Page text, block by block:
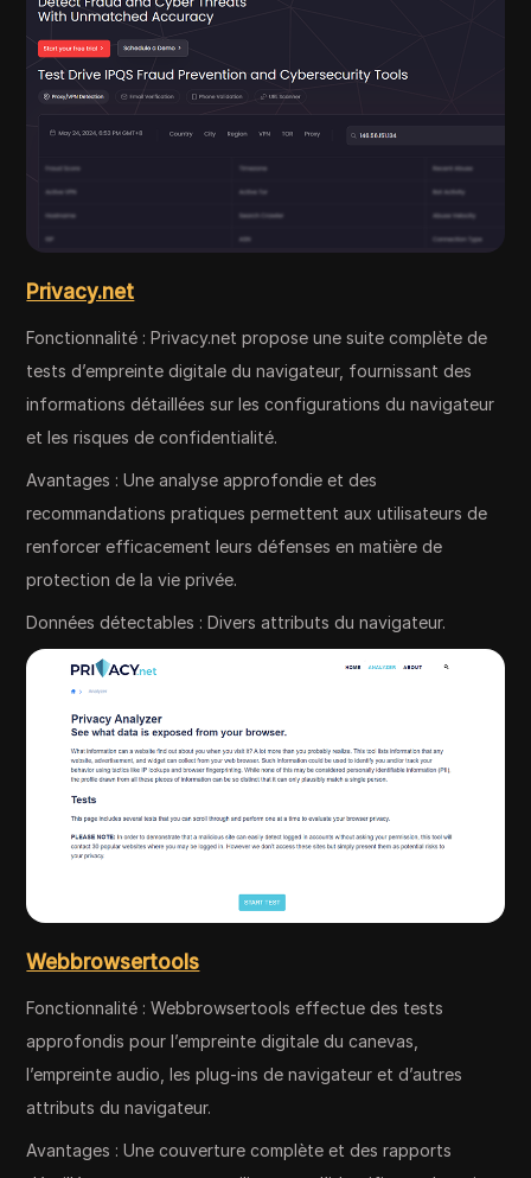
Privacy.net
Fonctionnalité : Privacy.net propose une suite complète de
tests d’empreinte digitale du navigateur, fournissant des
informations détaillées sur les configurations du navigateur
et les risques de confidentialité.
Avantages : Une analyse approfondie et des
recommandations pratiques permettent aux utilisateurs de
renforcer efficacement leurs défenses en matière de
protection de la vie privée.
Données détectables : Divers attributs du navigateur.
Webbrowsertools
Fonctionnalité : Webbrowsertools effectue des tests
approfondis pour l’empreinte digitale du canevas,
l’empreinte audio, les plug-ins de navigateur et d’autres
attributs du navigateur.
Avantages : Une couverture complète et des rapports